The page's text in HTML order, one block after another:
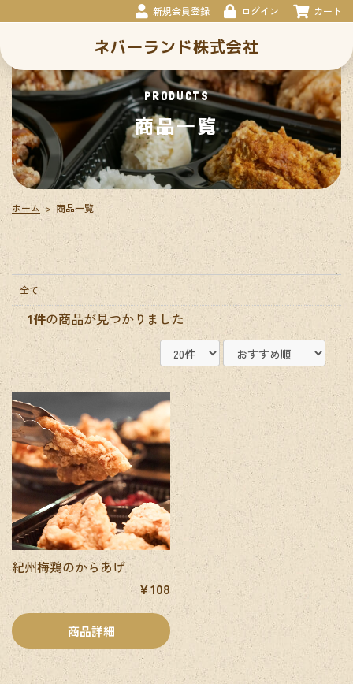
新規会員登録 ログイン カート
ネバーランド株式会社
PRODUCTS
商品一覧
ホーム > 商品一覧
全て
1件の商品が見つかりました
紀州梅鶏のからあげ
￥108
商品詳細